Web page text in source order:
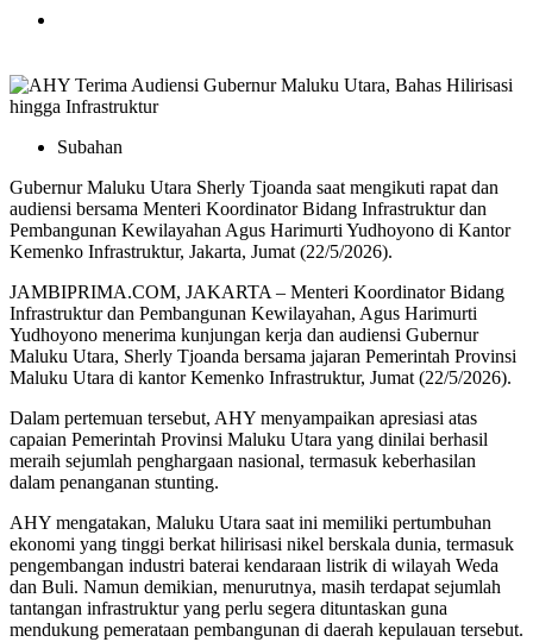
Subahan
Gubernur Maluku Utara Sherly Tjoanda saat mengikuti rapat dan
audiensi bersama Menteri Koordinator Bidang Infrastruktur dan
Pembangunan Kewilayahan Agus Harimurti Yudhoyono di Kantor
Kemenko Infrastruktur, Jakarta, Jumat (22/5/2026).
JAMBIPRIMA.COM, JAKARTA – Menteri Koordinator Bidang
Infrastruktur dan Pembangunan Kewilayahan, Agus Harimurti
Yudhoyono menerima kunjungan kerja dan audiensi Gubernur
Maluku Utara, Sherly Tjoanda bersama jajaran Pemerintah Provinsi
Maluku Utara di kantor Kemenko Infrastruktur, Jumat (22/5/2026).
Dalam pertemuan tersebut, AHY menyampaikan apresiasi atas
capaian Pemerintah Provinsi Maluku Utara yang dinilai berhasil
meraih sejumlah penghargaan nasional, termasuk keberhasilan
dalam penanganan stunting.
AHY mengatakan, Maluku Utara saat ini memiliki pertumbuhan
ekonomi yang tinggi berkat hilirisasi nikel berskala dunia, termasuk
pengembangan industri baterai kendaraan listrik di wilayah Weda
dan Buli. Namun demikian, menurutnya, masih terdapat sejumlah
tantangan infrastruktur yang perlu segera dituntaskan guna
mendukung pemerataan pembangunan di daerah kepulauan tersebut.